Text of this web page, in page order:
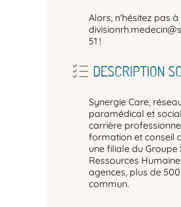
Alors, n'hésitez pas
51 !
DESCRIPTION
Synergie Care,
paramédical et
carrière
formation et conseil
une filiale du Groupe
Ressources
agences, plus de
commun.